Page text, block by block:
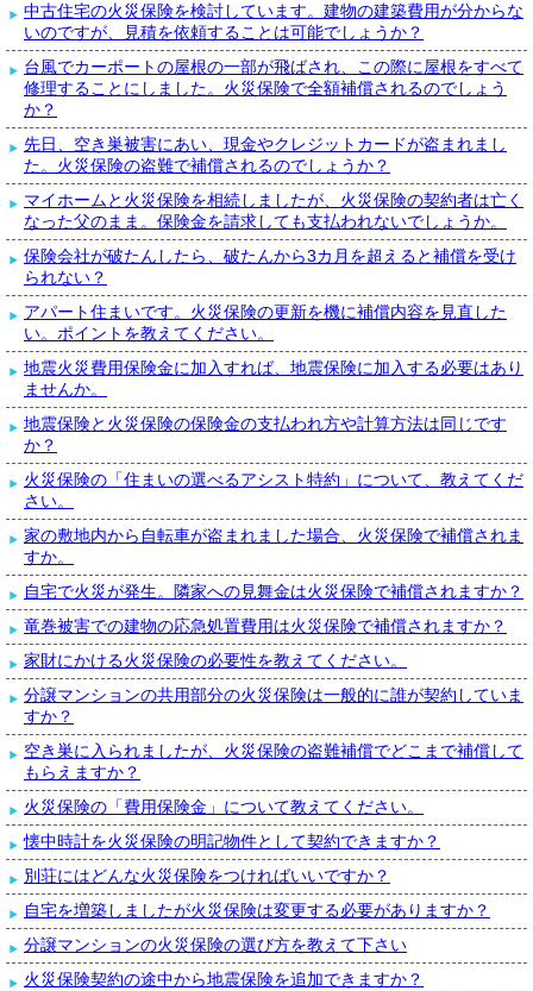
中古住宅の火災保険を検討しています。建物の建築費用が分からな
いのですが、見積を依頼することは可能でしょうか？
台風でカーポートの屋根の一部が飛ばされ、この際に屋根をすべて
修理することにしました。火災保険で全額補償されるのでしょう
か？
先日、空き巣被害にあい、現金やクレジットカードが盗まれまし
た。火災保険の盗難で補償されるのでしょうか？
マイホームと火災保険を相続しましたが、火災保険の契約者は亡く
なった父のまま。保険金を請求しても支払われないでしょうか。
保険会社が破たんしたら、破たんから3カ月を超えると補償を受け
られない？
アパート住まいです。火災保険の更新を機に補償内容を見直した
い。ポイントを教えてください。
地震火災費用保険金に加入すれば、地震保険に加入する必要はあり
ませんか。
地震保険と火災保険の保険金の支払われ方や計算方法は同じです
か？
火災保険の「住まいの選べるアシスト特約」について、教えてくだ
さい。
家の敷地内から自転車が盗まれました場合、火災保険で補償されま
すか。
自宅で火災が発生。隣家への見舞金は火災保険で補償されますか？
竜巻被害での建物の応急処置費用は火災保険で補償されますか？
家財にかける火災保険の必要性を教えてください。
分譲マンションの共用部分の火災保険は一般的に誰が契約していま
すか？
空き巣に入られましたが、火災保険の盗難補償でどこまで補償して
もらえますか？
火災保険の「費用保険金」について教えてください。
懐中時計を火災保険の明記物件として契約できますか？
別荘にはどんな火災保険をつければいいですか？
自宅を増築しましたが火災保険は変更する必要がありますか？
分譲マンションの火災保険の選び方を教えて下さい
火災保険契約の途中から地震保険を追加できますか？